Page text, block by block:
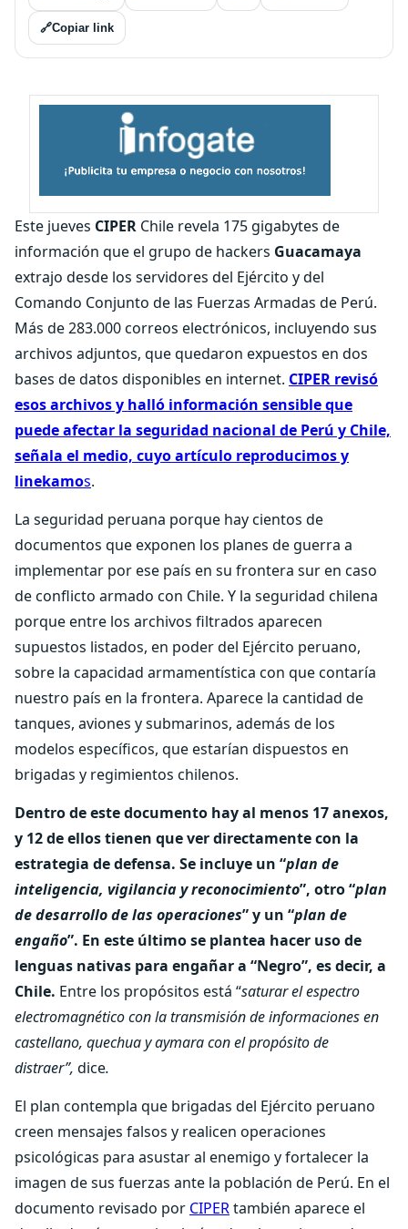
🔗Copiar link
Este jueves CIPER Chile revela 175 gigabytes de
información que el grupo de hackers Guacamaya
extrajo desde los servidores del Ejército y del
Comando Conjunto de las Fuerzas Armadas de Perú.
Más de 283.000 correos electrónicos, incluyendo sus
archivos adjuntos, que quedaron expuestos en dos
bases de datos disponibles en internet. CIPER revisó
esos archivos y halló información sensible que
puede afectar la seguridad nacional de Perú y Chile,
señala el medio, cuyo artículo reproducimos y
linekamos.
La seguridad peruana porque hay cientos de
documentos que exponen los planes de guerra a
implementar por ese país en su frontera sur en caso
de conflicto armado con Chile. Y la seguridad chilena
porque entre los archivos filtrados aparecen
supuestos listados, en poder del Ejército peruano,
sobre la capacidad armamentística con que contaría
nuestro país en la frontera. Aparece la cantidad de
tanques, aviones y submarinos, además de los
modelos específicos, que estarían dispuestos en
brigadas y regimientos chilenos.
Dentro de este documento hay al menos 17 anexos,
y 12 de ellos tienen que ver directamente con la
estrategia de defensa. Se incluye un “plan de
inteligencia, vigilancia y reconocimiento”, otro “plan
de desarrollo de las operaciones” y un “plan de
engaño”. En este último se plantea hacer uso de
lenguas nativas para engañar a “Negro”, es decir, a
Chile. Entre los propósitos está “saturar el espectro
electromagnético con la transmisión de informaciones en
castellano, quechua y aymara con el propósito de
distraer”, dice.
El plan contempla que brigadas del Ejército peruano
creen mensajes falsos y realicen operaciones
psicológicas para asustar al enemigo y fortalecer la
imagen de sus fuerzas ante la población de Perú. En el
documento revisado por CIPERtambién aparece el